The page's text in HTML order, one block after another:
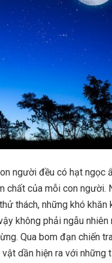
người đều có hạt ngọc
chất của mỗi con người.
thách, những khó khăn
không phải ngẫu nhiên
Qua bom đạn chiến
dần hiện ra với những